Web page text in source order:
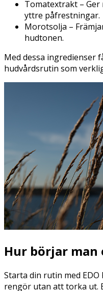
Tomatextrakt –
yttre påfrestningar.
Morotsolja –
hudtonen.
Med dessa ingredienser
hudvårdsrutin som
Hur börjar man
Starta din rutin med EDO
rengör utan att torka ut.